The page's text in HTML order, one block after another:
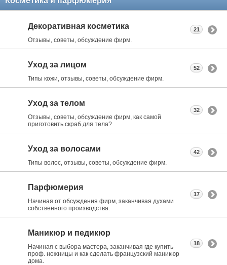
Декоративная косметика
Отзывы, советы, обсуждение фирм.
21
Уход за лицом
Типы кожи, отзывы, советы, обсуждение фирм.
52
Уход за телом
Отзывы, советы, обсуждение фирм, как самой
приготовить скраб для тела?
32
Уход за волосами
Типы волос, отзывы, советы, обсуждение фирм.
42
Парфюмерия
Начиная от обсуждения фирм, заканчивая духами
собственного производства.
17
Маникюр и педикюр
Начиная с выбора мастера, заканчивая где купить
проф. ножницы и как сделать французский маникюр
дома.
18